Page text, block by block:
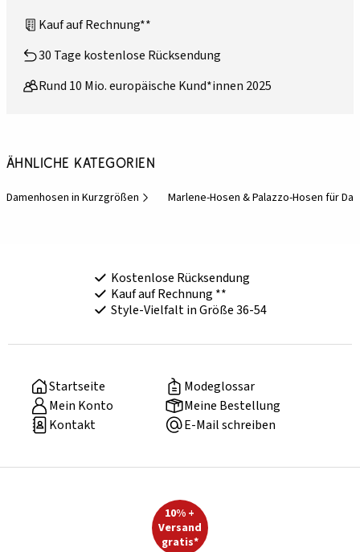
Kauf auf Rechnung**
30 Tage kostenlose Rücksendung
Rund 10 Mio. europäische Kund*innen 2025
Ähnliche Kategorien
Damenhosen in Kurzgrößen Marlene-Hosen & Palazzo-Hosen für
Kostenlose Rücksendung
Kauf auf Rechnung **
Style-Vielfalt in Größe 36-54
Startseite
Modeglossar
Mein Konto
Meine Bestellung
Kontakt
E-Mail schreiben
10% +
Versand
gratis*